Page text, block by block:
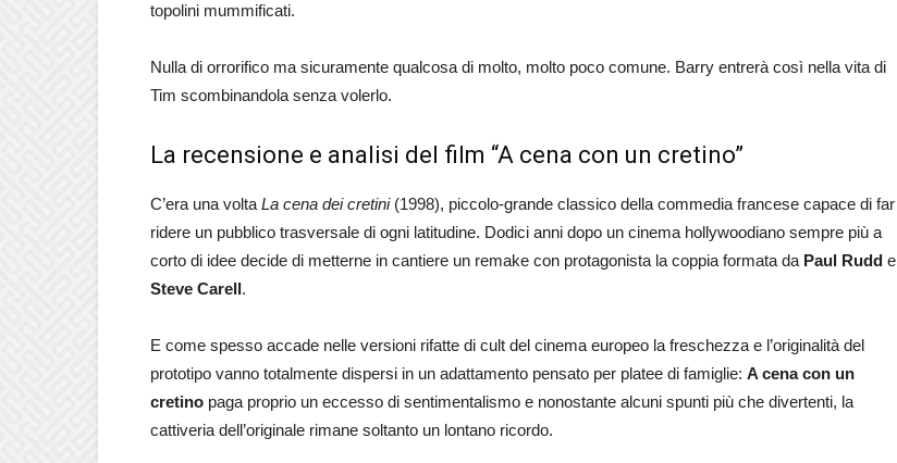
topolini mummificati.
Nulla di orrorifico ma sicuramente qualcosa di molto, molto poco comune. Barry entrerà così nella vita di
Tim scombinandola senza volerlo.
La recensione e analisi del film “A cena con un cretino”
C’era una volta La cena dei cretini(1998), piccolo-grande classico della commedia francese capace di far
ridere un pubblico trasversale di ogni latitudine. Dodici anni dopo un cinema hollywoodiano sempre più a
corto di idee decide di metterne in cantiere un remake con protagonista la coppia formata da Paul Rudd e
Steve Carell.
E come spesso accade nelle versioni rifatte di cult del cinema europeo la freschezza e l’originalità del
prototipo vanno totalmente dispersi in un adattamento pensato per platee di famiglie: A cena con un
cretino paga proprio un eccesso di sentimentalismo e nonostante alcuni spunti più che divertenti, la
cattiveria dell’originale rimane soltanto un lontano ricordo.